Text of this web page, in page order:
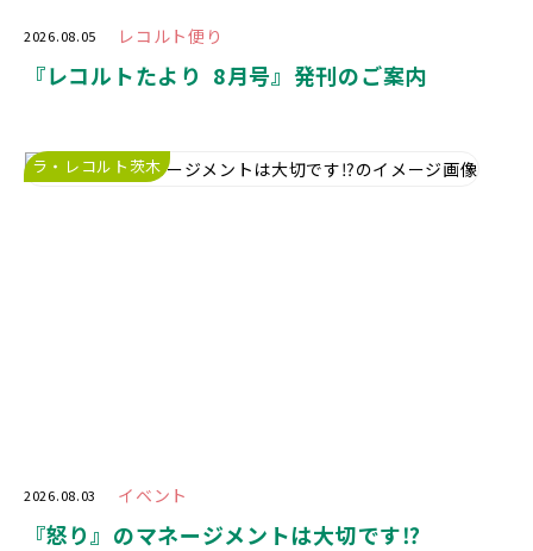
2026.08.05 レコルト便り
『レコルトたより 8月号』発刊のご案内
ラ・レコルト茨木
2026.08.03 イベント
『怒り』のマネージメントは大切です⁉️